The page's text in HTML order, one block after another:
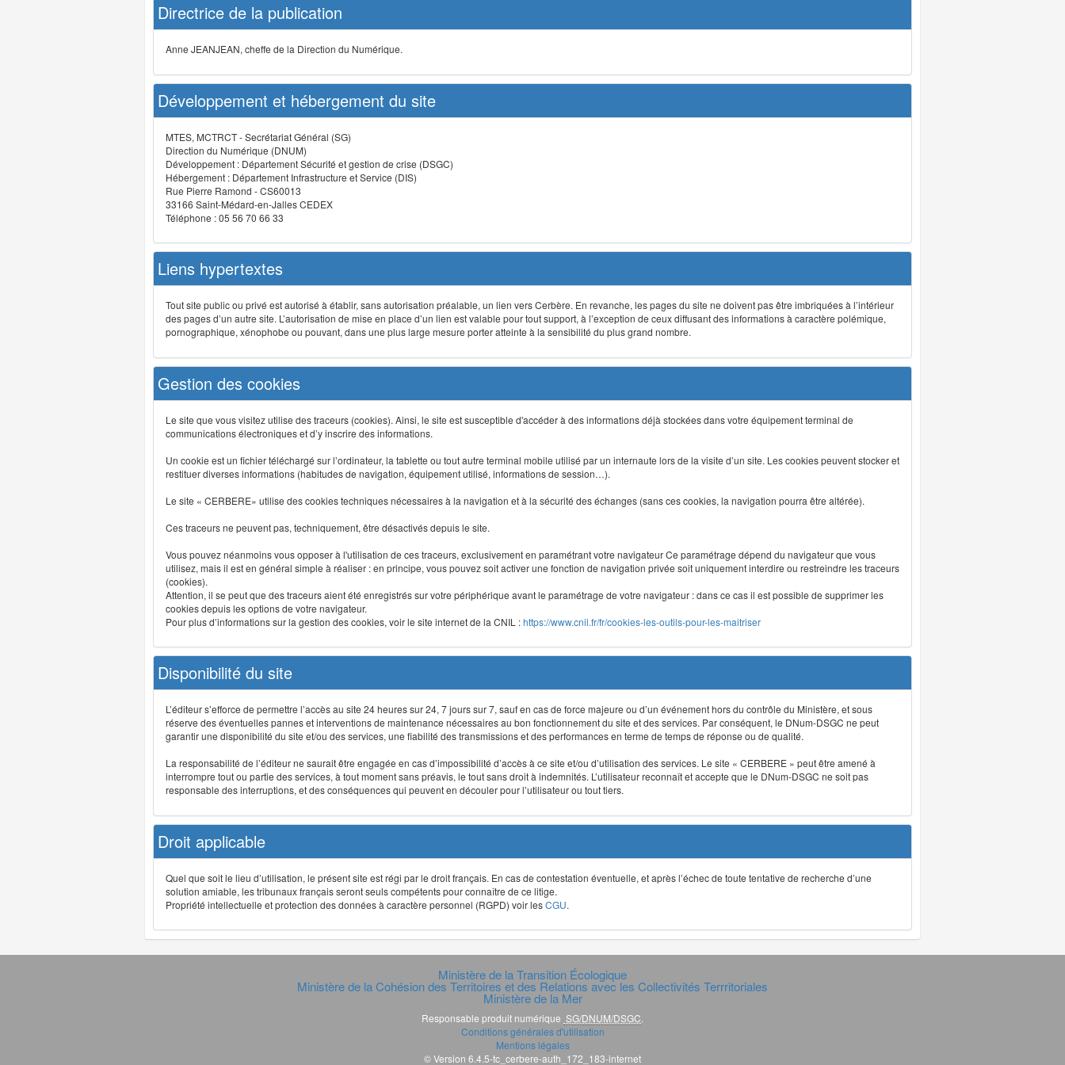
Directrice de la publication
Anne JEANJEAN, cheffe de la Direction du Numérique.
Développement et hébergement du site
MTES, MCTRCT - Secrétariat Général (SG)
Direction du Numérique (DNUM)
Développement : Département Sécurité et gestion de crise (DSGC)
Hébergement : Département Infrastructure et Service (DIS)
Rue Pierre Ramond - CS60013
33166 Saint-Médard-en-Jalles CEDEX
Téléphone : 05 56 70 66 33
Liens hypertextes
Tout site public ou privé est autorisé à établir, sans autorisation préalable, un lien vers Cerbère. En revanche, les pages du site ne doivent pas être imbriquées à l’intérieur
des pages d’un autre site. L’autorisation de mise en place d’un lien est valable pour tout support, à l’exception de ceux diffusant des informations à caractère polémique,
pornographique, xénophobe ou pouvant, dans une plus large mesure porter atteinte à la sensibilité du plus grand nombre.
Gestion des cookies
Le site que vous visitez utilise des traceurs (cookies). Ainsi, le site est susceptible d'accéder à des informations déjà stockées dans votre équipement terminal de
communications électroniques et d’y inscrire des informations.
Un cookie est un fichier téléchargé sur l’ordinateur, la tablette ou tout autre terminal mobile utilisé par un internaute lors de la visite d’un site. Les cookies peuvent stocker et
restituer diverses informations (habitudes de navigation, équipement utilisé, informations de session…).
Le site « CERBERE» utilise des cookies techniques nécessaires à la navigation et à la sécurité des échanges (sans ces cookies, la navigation pourra être altérée).
Ces traceurs ne peuvent pas, techniquement, être désactivés depuis le site.
Vous pouvez néanmoins vous opposer à l'utilisation de ces traceurs, exclusivement en paramétrant votre navigateur Ce paramétrage dépend du navigateur que vous
utilisez, mais il est en général simple à réaliser : en principe, vous pouvez soit activer une fonction de navigation privée soit uniquement interdire ou restreindre les traceurs
(cookies).
Attention, il se peut que des traceurs aient été enregistrés sur votre périphérique avant le paramétrage de votre navigateur : dans ce cas il est possible de supprimer les
cookies depuis les options de votre navigateur.
Pour plus d’informations sur la gestion des cookies, voir le site internet de la CNIL :https://www.cnil.fr/fr/cookies-les-outils-pour-les-maitriser
Disponibilité du site
L’éditeur s’efforce de permettre l’accès au site 24 heures sur 24, 7 jours sur 7, sauf en cas de force majeure ou d’un événement hors du contrôle du Ministère, et sous
réserve des éventuelles pannes et interventions de maintenance nécessaires au bon fonctionnement du site et des services. Par conséquent, le DNum-DSGC ne peut
garantir une disponibilité du site et/ou des services, une fiabilité des transmissions et des performances en terme de temps de réponse ou de qualité.
La responsabilité de l’éditeur ne saurait être engagée en cas d’impossibilité d’accès à ce site et/ou d’utilisation des services. Le site « CERBERE » peut être amené à
interrompre tout ou partie des services, à tout moment sans préavis, le tout sans droit à indemnités. L’utilisateur reconnaît et accepte que le DNum-DSGC ne soit pas
responsable des interruptions, et des conséquences qui peuvent en découler pour l’utilisateur ou tout tiers.
Droit applicable
Quel que soit le lieu d’utilisation, le présent site est régi par le droit français. En cas de contestation éventuelle, et après l’échec de toute tentative de recherche d’une
solution amiable, les tribunaux français seront seuls compétents pour connaître de ce litige.
Propriété intellectuelle et protection des données à caractère personnel (RGPD) voir lesCGU.
Ministère de la Transition Écologique
Ministère de la Cohésion des Territoires et des Relations avec les Collectivités Terrritoriales
Ministère de la Mer
Responsable produit numérique SG/DNUM/DSGC
Conditions générales d'utilisation
Mentions légales
© Version 6.4.5-tc_cerbere-auth_172_183-internet